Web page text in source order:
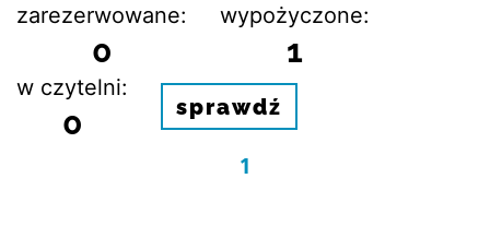
zarezerwowane:
0
wypożyczone:
1
w czytelni:
0 sprawdź
1